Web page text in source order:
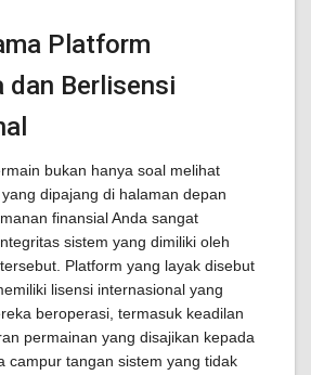
Platform
dan Berlisensi
bukan hanya soal melihat
dipajang di halaman depan
finansial Anda sangat
sistem yang dimiliki oleh
Platform yang layak disebut
lisensi internasional yang
beroperasi, termasuk keadilan
permainan yang disajikan kepada
campur tangan sistem yang tidak